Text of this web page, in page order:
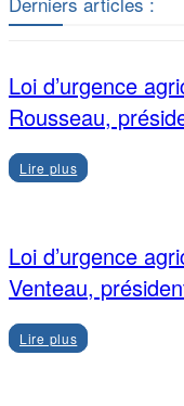
Loi d’urgence
Rousseau,
Lire plus
Loi d’urgence
Venteau,
Lire plus